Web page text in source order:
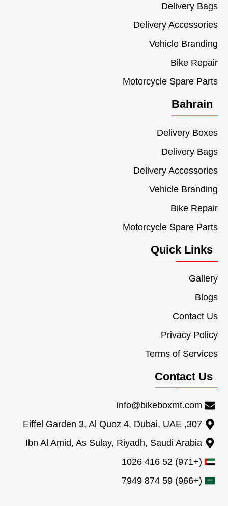
Delivery Bags
Delivery Accessories
Vehicle Branding
Bike Repair
Motorcycle Spare Parts
Bahrain
Delivery Boxes
Delivery Bags
Delivery Accessories
Vehicle Branding
Bike Repair
Motorcycle Spare Parts
Quick Links
Gallery
Blogs
Contact Us
Privacy Policy
Terms of Services
Contact Us
info@bikeboxmt.com
307, Eiffel Garden 3, Al Quoz 4, Dubai, UAE
Ibn Al Amid, As Sulay, Riyadh, Saudi Arabia
(+971) 52 416 1026
(+966) 59 874 7949